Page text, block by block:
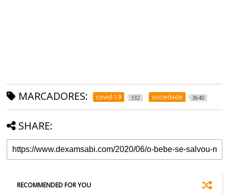
MARCADORES: covid-19 332 sociedade 3640
SHARE:
RECOMMENDED FOR YOU